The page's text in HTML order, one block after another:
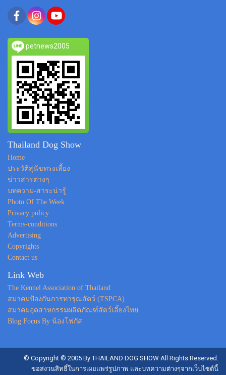
petnews2005
Thailand Dog Show
Home
ประวัติสุนัขทรงเลี้ยง
ข่าวสารต่างๆ
บทความ-สาระน่ารู้
Photo Of The Week
Privacy policy
Terms-conditions
Advertising
Copyrights
Contact us
Link Web
The Kennel Association of Thailand
สมาคมป้องกันการทารุณสัตว์ (TSPCA)
สมาคมอุตสาหกรรมผลิตภัณฑ์สัตว์เลี้ยงไทย
Blog Focus By น้องโฟกัส
© Copyright © 2005 By THAILAND DOG SHOW All Rights Reserved.
ขอสงวนสิทธิ์ในการเผยแพร่รูปภาพ และบทความต่างๆจากเว็บไซต์นี้